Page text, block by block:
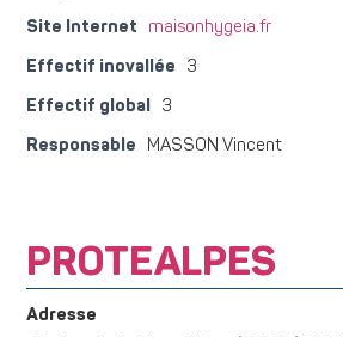
Site Internet maisonhygeia.fr
Effectif inovallée 3
Effectif global 3
Responsable MASSON Vincent
PROTEALPES
Adresse